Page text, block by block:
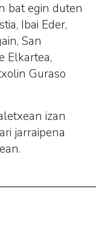
bat egin duten
Ibai Eder,
San
Elkartea,
Guraso
izan
jarraipena